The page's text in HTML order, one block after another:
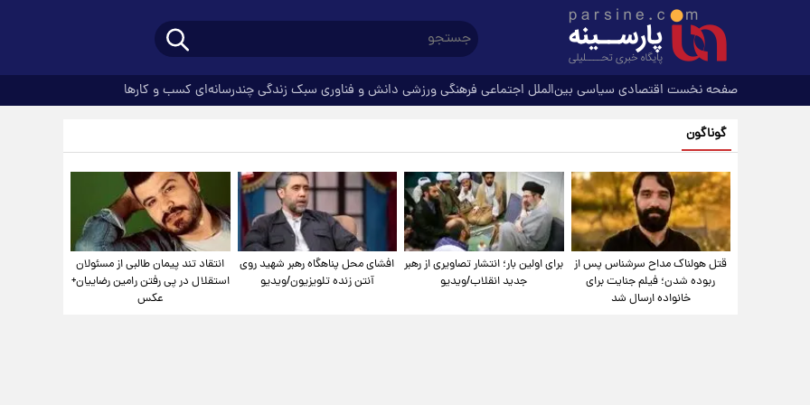
صفحه نخست اقتصادی سیاسی بین‌الملل اجتماعی فرهنگیورزشی دانش و فناوری سبک زندگیچندرسانه‌ای کسب و کارها
گوناگون
قتل هولناک مداح سرشناس پس از
ربوده شدن؛ فیلم جنایت برای
خانواده ارسال شد
برای اولین بار؛ انتشار تصاویری از رهبر
جدید انقلاب/ویدیو
افشای محل پناهگاه‌ رهبر شهید روی
آنتن زنده تلویزیون/ویدیو
انتقاد تند پیمان طالبی از مسئولان
استقلال در پی رفتن رامین رضاییان+
عکس